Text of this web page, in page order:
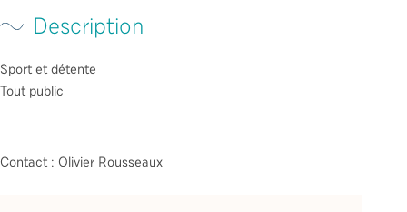
Description
Sport et détente
Tout public
Contact : Olivier Rousseaux